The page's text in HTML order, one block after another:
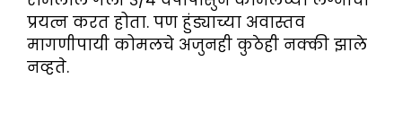
प्रयत्न करत होता. पण हुंड्याच्या अवास्तव
मागणीपायी कोमलचे अजुनही कुठेही नक्की झाले
नव्हते.